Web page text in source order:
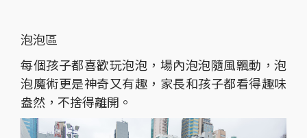
泡泡區
每個孩子都喜歡玩泡泡，場內泡泡隨風飄動，泡
泡魔術更是神奇又有趣，家長和孩子都看得趣味
盎然，不捨得離開。